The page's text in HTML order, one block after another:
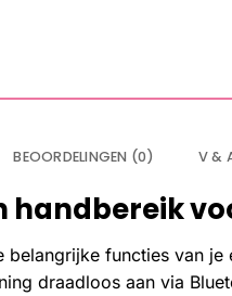
BEOORDELINGEN (0) V &
functies van
draadloos aan via